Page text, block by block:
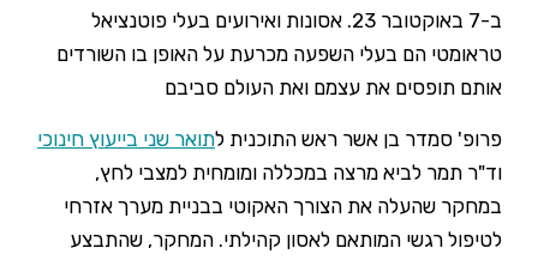
ב-7 באוקטובר 23. אסונות ואירועים בעלי פוטנציאל
טראומטי הם בעלי השפעה מכרעת על האופן בו השורדים
אותם תופסים את עצמם ואת העולם סביבם
פרופ' סמדר בן אשר ראש התוכנית לתואר שני בייעוץ חינוכי
וד"ר תמר לביא מרצה במכללה ומומחית למצבי לחץ,
במחקר שהעלה את הצורך האקוטי בבניית מערך אזרחי
לטיפול רגשי המותאם לאסון קהילתי. המחקר, שהתבצע